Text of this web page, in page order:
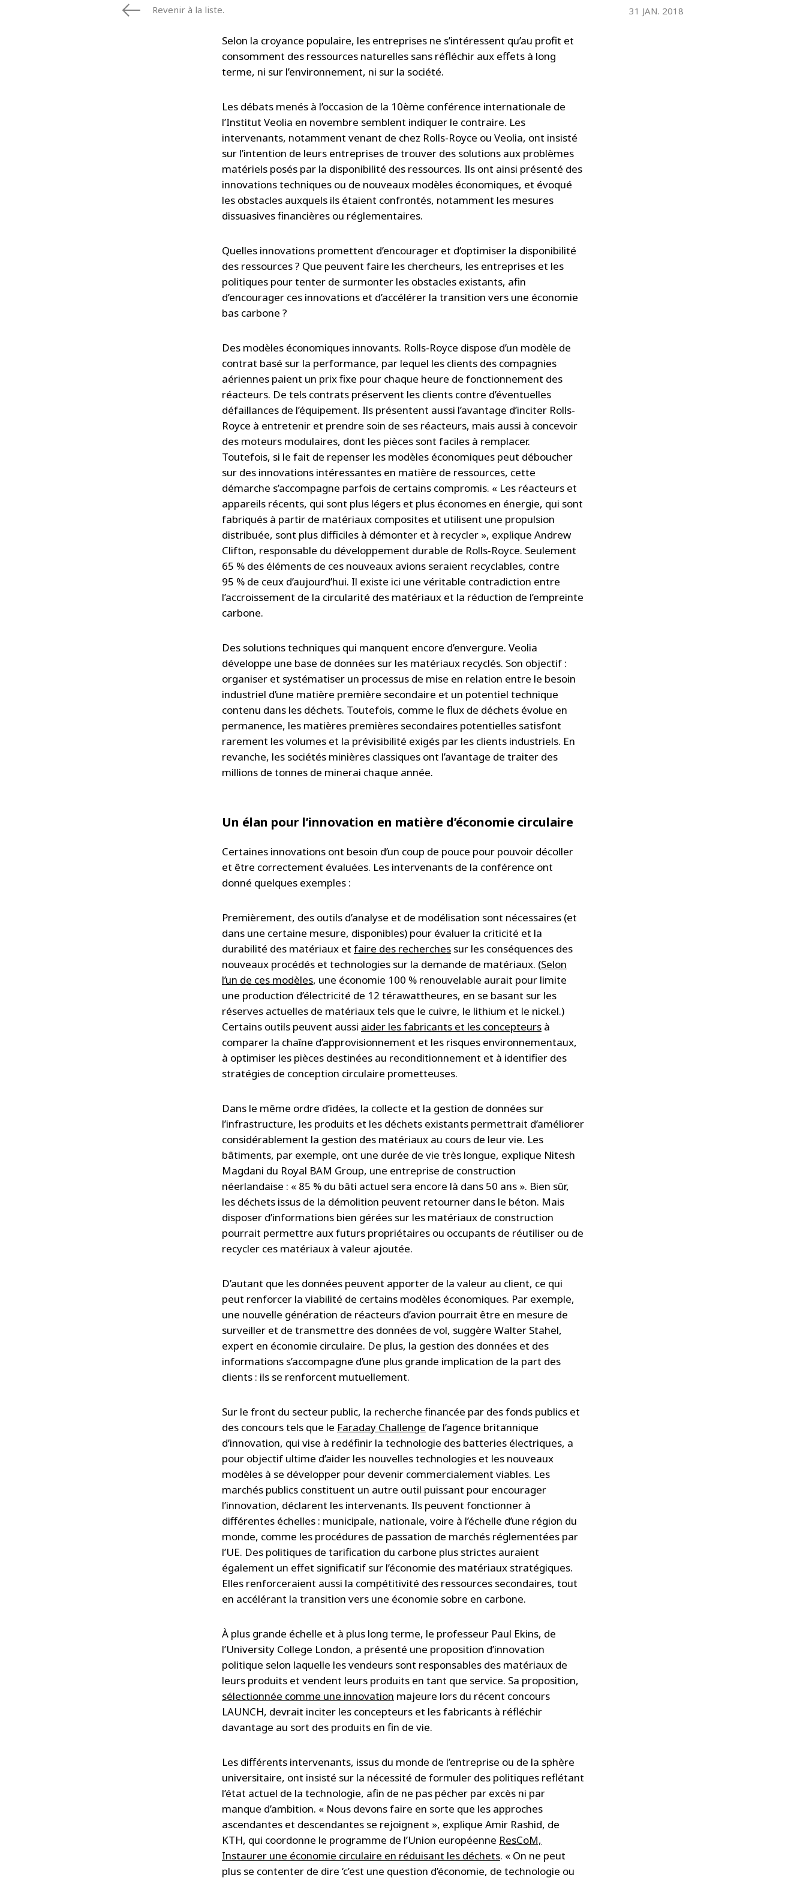
WATER TECHNOLOGIES
Revenir à la liste. 31 JAN. 2018
Selon la croyance populaire, les entreprises ne s’intéressent qu’au profit et
consomment des ressources naturelles sans réfléchir aux effets à long
terme, ni sur l’environnement, ni sur la société.
Les débats menés à l’occasion de la 10ème conférence internationale de
l’Institut Veolia en novembre semblent indiquer le contraire. Les
intervenants, notamment venant de chez Rolls-Royce ou Veolia, ont insisté
sur l’intention de leurs entreprises de trouver des solutions aux problèmes
matériels posés par la disponibilité des ressources. Ils ont ainsi présenté des
innovations techniques ou de nouveaux modèles économiques, et évoqué
les obstacles auxquels ils étaient confrontés, notamment les mesures
dissuasives financières ou réglementaires.
Quelles innovations promettent d’encourager et d’optimiser la disponibilité
des ressources ? Que peuvent faire les chercheurs, les entreprises et les
politiques pour tenter de surmonter les obstacles existants, afin
d’encourager ces innovations et d’accélérer la transition vers une économie
bas carbone ?
Des modèles économiques innovants. Rolls-Royce dispose d’un modèle de
contrat basé sur la performance, par lequel les clients des compagnies
aériennes paient un prix fixe pour chaque heure de fonctionnement des
réacteurs. De tels contrats préservent les clients contre d’éventuelles
défaillances de l’équipement. Ils présentent aussi l’avantage d’inciter Rolls-
Royce à entretenir et prendre soin de ses réacteurs, mais aussi à concevoir
des moteurs modulaires, dont les pièces sont faciles à remplacer.
Toutefois, si le fait de repenser les modèles économiques peut déboucher
sur des innovations intéressantes en matière de ressources, cette
démarche s’accompagne parfois de certains compromis. « Les réacteurs et
appareils récents, qui sont plus légers et plus économes en énergie, qui sont
fabriqués à partir de matériaux composites et utilisent une propulsion
distribuée, sont plus difficiles à démonter et à recycler », explique Andrew
Clifton, responsable du développement durable de Rolls-Royce. Seulement
65 % des éléments de ces nouveaux avions seraient recyclables, contre
95 % de ceux d’aujourd’hui. Il existe ici une véritable contradiction entre
l’accroissement de la circularité des matériaux et la réduction de l’empreinte
carbone.
Des solutions techniques qui manquent encore d’envergure. Veolia
développe une base de données sur les matériaux recyclés. Son objectif :
organiser et systématiser un processus de mise en relation entre le besoin
industriel d’une matière première secondaire et un potentiel technique
contenu dans les déchets. Toutefois, comme le flux de déchets évolue en
permanence, les matières premières secondaires potentielles satisfont
rarement les volumes et la prévisibilité exigés par les clients industriels. En
revanche, les sociétés minières classiques ont l’avantage de traiter des
millions de tonnes de minerai chaque année.
Un élan pour l’innovation en matière d’économie circulaire
Certaines innovations ont besoin d’un coup de pouce pour pouvoir décoller
et être correctement évaluées. Les intervenants de la conférence ont
donné quelques exemples :
Premièrement, des outils d’analyse et de modélisation sont nécessaires (et
dans une certaine mesure, disponibles) pour évaluer la criticité et la
durabilité des matériaux et faire des recherches sur les conséquences des
nouveaux procédés et technologies sur la demande de matériaux. (Selon
l’un de ces modèles, une économie 100 % renouvelable aurait pour limite
une production d’électricité de 12 térawattheures, en se basant sur les
réserves actuelles de matériaux tels que le cuivre, le lithium et le nickel.)
Certains outils peuvent aussi aider les fabricants et les concepteurs à
comparer la chaîne d’approvisionnement et les risques environnementaux,
à optimiser les pièces destinées au reconditionnement et à identifier des
stratégies de conception circulaire prometteuses.
Dans le même ordre d’idées, la collecte et la gestion de données sur
l’infrastructure, les produits et les déchets existants permettrait d’améliorer
considérablement la gestion des matériaux au cours de leur vie. Les
bâtiments, par exemple, ont une durée de vie très longue, explique Nitesh
Magdani du Royal BAM Group, une entreprise de construction
néerlandaise : « 85 % du bâti actuel sera encore là dans 50 ans ». Bien sûr,
les déchets issus de la démolition peuvent retourner dans le béton. Mais
disposer d’informations bien gérées sur les matériaux de construction
pourrait permettre aux futurs propriétaires ou occupants de réutiliser ou de
recycler ces matériaux à valeur ajoutée.
D’autant que les données peuvent apporter de la valeur au client, ce qui
peut renforcer la viabilité de certains modèles économiques. Par exemple,
une nouvelle génération de réacteurs d’avion pourrait être en mesure de
surveiller et de transmettre des données de vol, suggère Walter Stahel,
expert en économie circulaire. De plus, la gestion des données et des
informations s’accompagne d’une plus grande implication de la part des
clients : ils se renforcent mutuellement.
Sur le front du secteur public, la recherche financée par des fonds publics et
des concours tels que le Faraday Challenge de l’agence britannique
d’innovation, qui vise à redéfinir la technologie des batteries électriques, a
pour objectif ultime d’aider les nouvelles technologies et les nouveaux
modèles à se développer pour devenir commercialement viables. Les
marchés publics constituent un autre outil puissant pour encourager
l’innovation, déclarent les intervenants. Ils peuvent fonctionner à
différentes échelles : municipale, nationale, voire à l’échelle d’une région du
monde, comme les procédures de passation de marchés réglementées par
l’UE. Des politiques de tarification du carbone plus strictes auraient
également un effet significatif sur l’économie des matériaux stratégiques.
Elles renforceraient aussi la compétitivité des ressources secondaires, tout
en accélérant la transition vers une économie sobre en carbone.
À plus grande échelle et à plus long terme, le professeur Paul Ekins, de
l’University College London, a présenté une proposition d’innovation
politique selon laquelle les vendeurs sont responsables des matériaux de
leurs produits et vendent leurs produits en tant que service. Sa proposition,
sélectionnée comme une innovation majeure lors du récent concours
LAUNCH, devrait inciter les concepteurs et les fabricants à réfléchir
davantage au sort des produits en fin de vie.
Les différents intervenants, issus du monde de l’entreprise ou de la sphère
universitaire, ont insisté sur la nécessité de formuler des politiques reflétant
l’état actuel de la technologie, afin de ne pas pécher par excès ni par
manque d’ambition. « Nous devons faire en sorte que les approches
ascendantes et descendantes se rejoignent », explique Amir Rashid, de
KTH, qui coordonne le programme de l’Union européenne ResCoM,
Instaurer une économie circulaire en réduisant les déchets. « On ne peut
plus se contenter de dire ‘c’est une question d’économie, de technologie ou